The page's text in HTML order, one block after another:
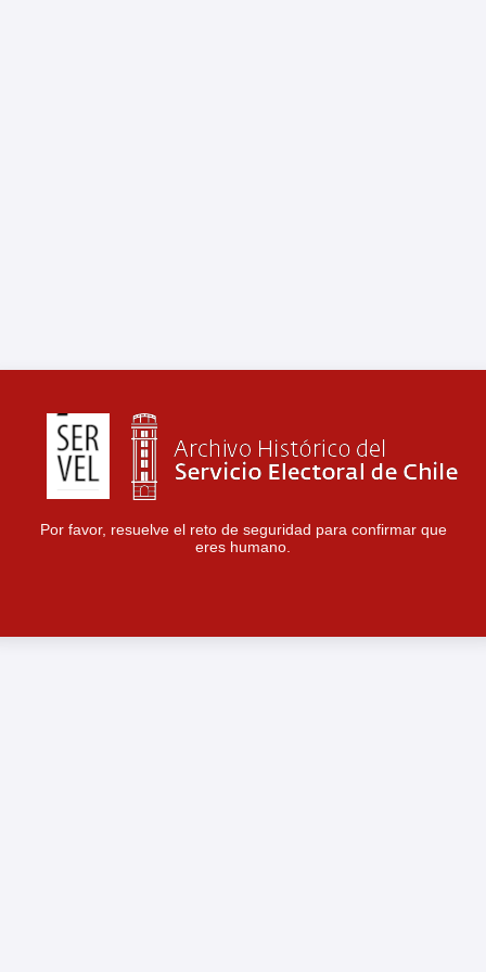
Por favor, resuelve el reto de seguridad para confirmar que
eres humano.